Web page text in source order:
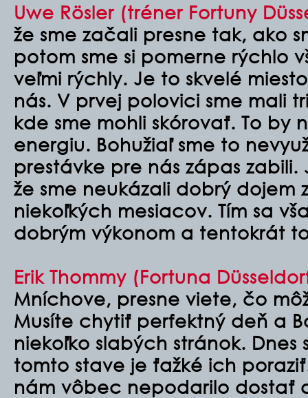
Uwe Rösler (tréner Fortuny
že sme začali presne tak, ako
potom sme si pomerne rýchlo
veľmi rýchly. Je to skvelé
nás. V prvej polovici sme mali
kde sme mohli skórovať. To by
energiu. Bohužiaľ sme to
prestávke pre nás zápas
že sme neukázali dobrý dojem
niekoľkých mesiacov. Tím sa
dobrým výkonom a tentokrát
Erik Thommy (Fortuna
Mníchove, presne viete, čo
Musíte chytiť perfektný deň a
niekoľko slabých stránok. Dnes
tomto stave je ťažké ich
nám vôbec nepodarilo dostať